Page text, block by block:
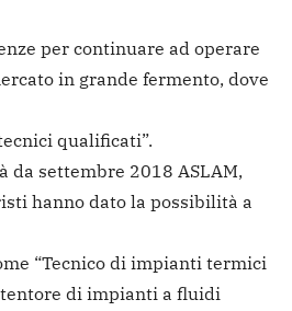
per continuare ad operare
in grande fermento, dove
qualificati”.
da settembre 2018 ASLAM,
hanno dato la possibilità a
“Tecnico di impianti termici
di impianti a fluidi